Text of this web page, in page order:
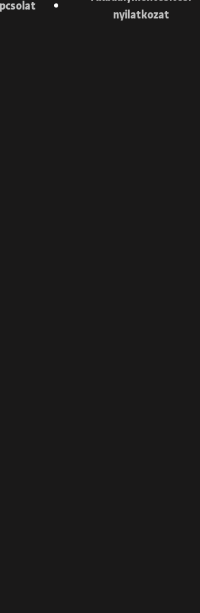
nyilatkozat